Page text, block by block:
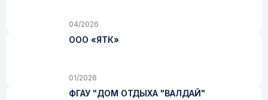
04/2026
ООО «ЯТК»
01/2026
ФГАУ "ДОМ ОТДЫХА "ВАЛДАЙ"